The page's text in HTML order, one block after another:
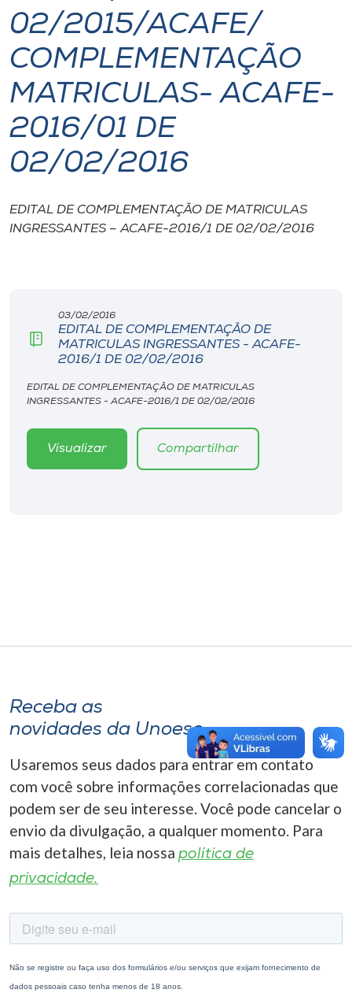
I.nova
Diplomados
Cultura
CPA
Biblioteca
Unoesc
Store
02/2015/ACAFE/
COMPLEMENTAÇÃO
MATRICULAS- ACAFE-
2016/01 DE
02/02/2016
EDITAL DE COMPLEMENTAÇÃO DE MATRICULAS
INGRESSANTES – ACAFE-2016/1 DE 02/02/2016
03/02/2016
EDITAL DE COMPLEMENTAÇÃO DE
MATRICULAS INGRESSANTES - ACAFE-
2016/1 DE 02/02/2016
EDITAL DE COMPLEMENTAÇÃO DE MATRICULAS
INGRESSANTES - ACAFE-2016/1 DE 02/02/2016
Visualizar Compartilhar
Receba as
novidades da Unoesc
Usaremos seus dados para entrar em contato
com você sobre informações correlacionadas que
podem ser de seu interesse. Você pode cancelar o
envio da divulgação, a qualquer momento. Para
mais detalhes, leia nossa política de
privacidade.